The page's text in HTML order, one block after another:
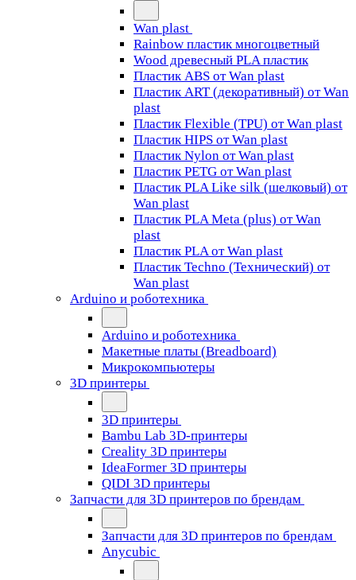
Wan plast
Rainbow пластик многоцветный
Wood древесный PLA пластик
Пластик ABS от Wan plast
Пластик ART (декоративный) от Wan
plast
Пластик Flexible (TPU) от Wan plast
Пластик HIPS от Wan plast
Пластик Nylon от Wan plast
Пластик PETG от Wan plast
Пластик PLA Like silk (шелковый) от
Wan plast
Пластик PLA Meta (plus) от Wan
plast
Пластик PLA от Wan plast
Пластик Techno (Технический) от
Wan plast
Arduino и роботехника
Arduino и роботехника
Макетные платы (Breadboard)
Микрокомпьютеры
3D принтеры
3D принтеры
Bambu Lab 3D-принтеры
Creality 3D принтеры
IdeaFormer 3D принтеры
QIDI 3D принтеры
Запчасти для 3D принтеров по брендам
Запчасти для 3D принтеров по брендам
Anycubic